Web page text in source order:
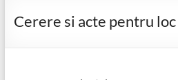
Cerere si acte pentru